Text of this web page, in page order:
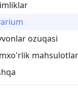
ozuqasi
mahsulotlar